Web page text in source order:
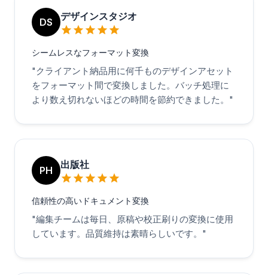
DS
デザインスタジオ
シームレスなフォーマット変換
" クライアント納品用に何千ものデザインアセット
をフォーマット間で変換しました。バッチ処理に
より数え切れないほどの時間を節約できました。 "
PH
出版社
信頼性の高いドキュメント変換
"編集チームは毎日、原稿や校正刷りの変換に使用
しています。品質維持は素晴らしいです。 "